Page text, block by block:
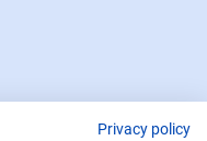
Privacy policy